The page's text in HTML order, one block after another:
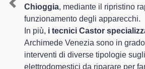
Chioggia, mediante il ripristino
funzionamento degli apparecchi.
In più, i tecnici Castor
Archimede Venezia sono in
interventi di diverse tipologie sugli
elettrodomestici da riparare per
Previous